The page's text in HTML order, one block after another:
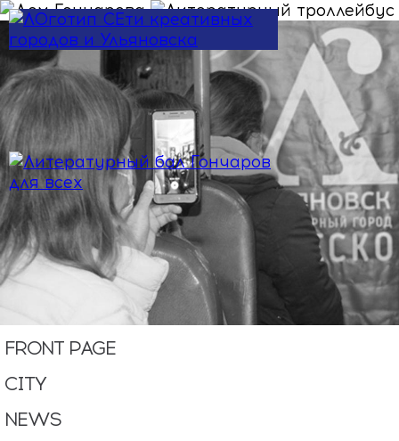
Skip to main content
FRONT PAGE
CITY
NEWS